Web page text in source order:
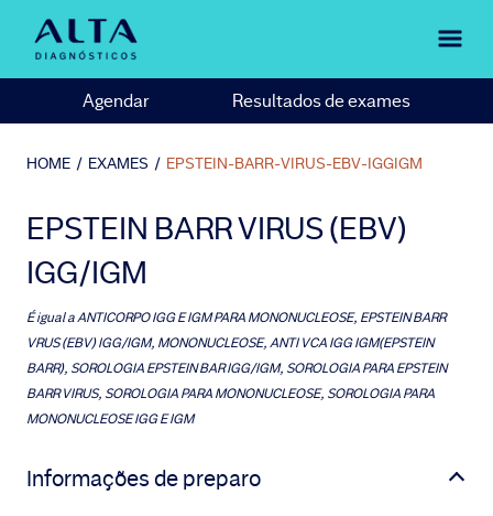
Agendar Resultados de exames
HOME / EXAMES / EPSTEIN-BARR-VIRUS-EBV-IGGIGM
EPSTEIN BARR VIRUS (EBV)
IGG/IGM
É igual aANTICORPO IGG E IGM PARA MONONUCLEOSE, EPSTEIN BARR
VRUS (EBV) IGG/IGM, MONONUCLEOSE, ANTI VCA IGG IGM(EPSTEIN
BARR), SOROLOGIA EPSTEIN BAR IGG/IGM, SOROLOGIA PARA EPSTEIN
BARR VIRUS, SOROLOGIA PARA MONONUCLEOSE, SOROLOGIA PARA
MONONUCLEOSE IGG E IGM
Informações de preparo